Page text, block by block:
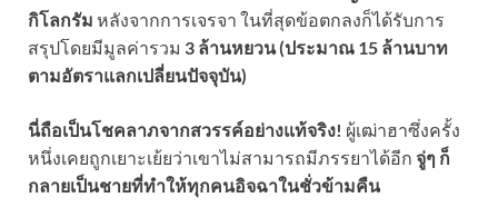
กิโลกรัม หลังจากการเจรจา ในที่สุดข้อตกลงก็ได้รับการ
สรุปโดยมีมูลค่ารวม 3 ล้านหยวน (ประมาณ 15 ล้านบาท
ตามอัตราแลกเปลี่ยนปัจจุบัน)
นี่ถือเป็นโชคลาภจากสวรรค์อย่างแท้จริง! ผู้เฒ่าฮาซึ่งครั้ง
หนึ่งเคยถูกเยาะเย้ยว่าเขาไม่สามารถมีภรรยาได้อีก จู่ๆ ก็
กลายเป็นชายที่ทำให้ทุกคนอิจฉาในชั่วข้ามคืน